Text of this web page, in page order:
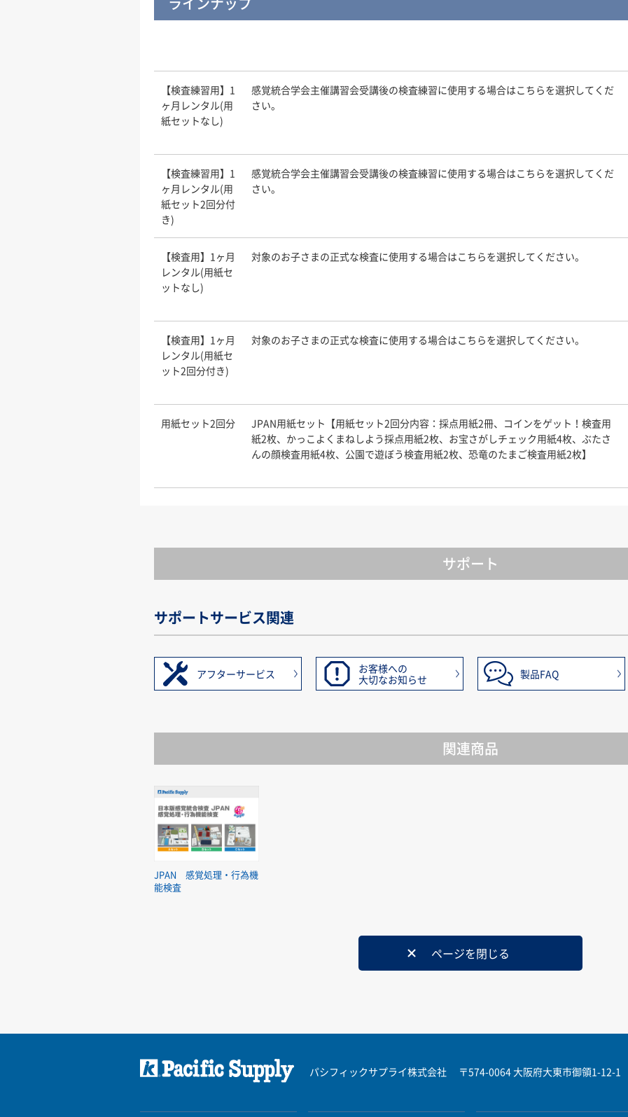
【検査練習用】1
ヶ月レンタル(用
紙セットなし)
感覚統合学会主催講習会受講後の検査練習に使用する場合はこちらを選択してくだ
さい。
【検査練習用】1
ヶ月レンタル(用
紙セット2回分付
き)
感覚統合学会主催講習会受講後の検査練習に使用する場合はこちらを選択してくだ
さい。
【検査用】1ヶ月
レンタル(用紙セ
ットなし)
対象のお子さまの正式な検査に使用する場合はこちらを選択してください。
【検査用】1ヶ月
レンタル(用紙セ
ット2回分付き)
対象のお子さまの正式な検査に使用する場合はこちらを選択してください。
用紙セット2回分
JPAN用紙セット【用紙セット2回分内容：採点用紙2冊、コインをゲット！検査用
紙2枚、かっこよくまねしよう採点用紙2枚、お宝さがしチェック用紙4枚、ぶたさ
んの顔検査用紙4枚、公園で遊ぼう検査用紙2枚、恐竜のたまご検査用紙2枚】
サポート
サポートサービス関連
アフターサービス
お客様への
大切なお知らせ
製品FAQ
関連商品
JPAN 感覚処理・行為機
能検査
ページを閉じる
パシフィックサプライ株式会社 〒574-0064 大阪府大東市御領1-12-1